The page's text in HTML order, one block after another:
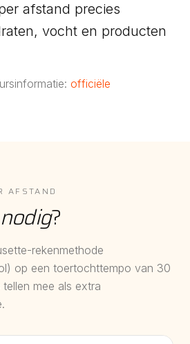
afstand precies
vocht en producten
officiële
AFSTAND
nodig?
rekenmethode
op een toertochttempo van 30
mee als extra